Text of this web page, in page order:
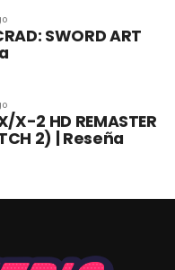
SWORD ART
X-2 HD REMASTER
2) | Reseña